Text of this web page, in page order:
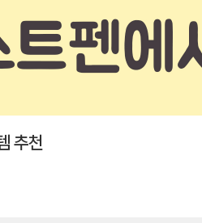
추천